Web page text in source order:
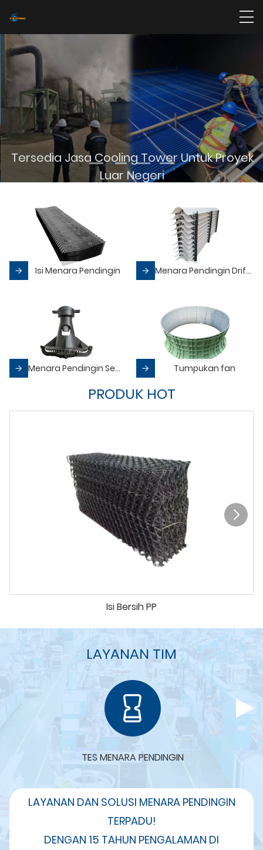
Tersedia Jasa Cooling Tower Untuk Proyek
Luar Negeri
BACA LEBIH BANYAK
Isi Menara Pendingin Menara Pendingin Drift Eliminators
Menara Pendingin Semprotan Nozzle Tumpukan fan
PRODUK HOT
Isi Bersih PP
LAYANAN TIM
TES MENARA PENDINGIN
LAYANAN DAN SOLUSI MENARA PENDINGIN
TERPADU!
DENGAN 15 TAHUN PENGALAMAN DI